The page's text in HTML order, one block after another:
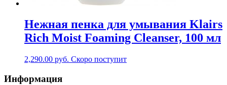
Нежная пенка для умывания Klairs
Rich Moist Foaming Cleanser, 100 мл
2,290.00 руб. Скоро поступит
Информация